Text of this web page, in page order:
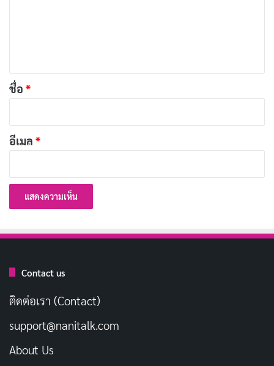
การก้าวไปข้างหน้าอาจมีอุปสรรค แต่ความพยายาม
ของคุณจะนำมาซึ่งผลตอบแทนอันคุ้มค่า
ที่ผ่านการตกผลึกด้วยตนเอง
ไม่ว่าจะอายุเท่าไร ความเข้มแข็ง ความอดทน และ
ปีนี้จะโดดเด่นเช่นกัน
ผ่านมาได้ด้วยดี ผ่านมาอย่างงดงาม นี่คือผลจากความ
ไม่ว่าจะเป็นอุปสรรคอะไร คุณก็ผ่านมาได้ด้วยจิตใจที่
เข้มแข็ง ฉันชื่นชมคุณมาก
*
ชื่อ *
อีเมล *
Contact us
ติดต่อเรา (Contact)
support@nanitalk.com
About Us